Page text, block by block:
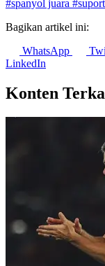
10 Negara Destinasi
Indonesia Peringkat